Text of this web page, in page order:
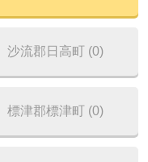
沙流郡日高町 (0)
標津郡標津町 (0)